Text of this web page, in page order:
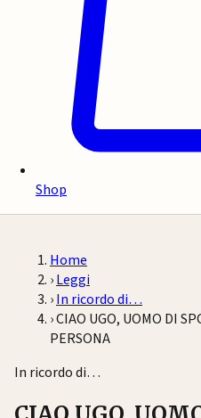
Shop
Home
›Leggi
›In ricordo di…
›CIAO UGO, UOMO DI
PERSONA
In ricordo di…